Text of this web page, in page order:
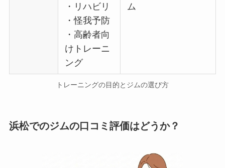
・リハビリ
・怪我予防
・高齢者向
けトレーニ
ング
ム
トレーニングの目的とジムの選び方
浜松でのジムの口コミ評価はどうか？